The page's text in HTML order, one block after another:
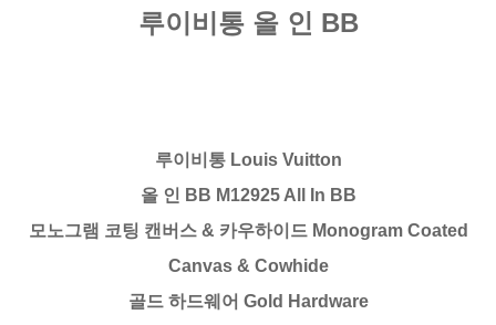
루이비통 올 인 BB
루이비통 Louis Vuitton
올 인 BB M12925 All In BB
모노그램 코팅 캔버스 & 카우하이드 Monogram Coated
Canvas & Cowhide
골드 하드웨어 Gold Hardware